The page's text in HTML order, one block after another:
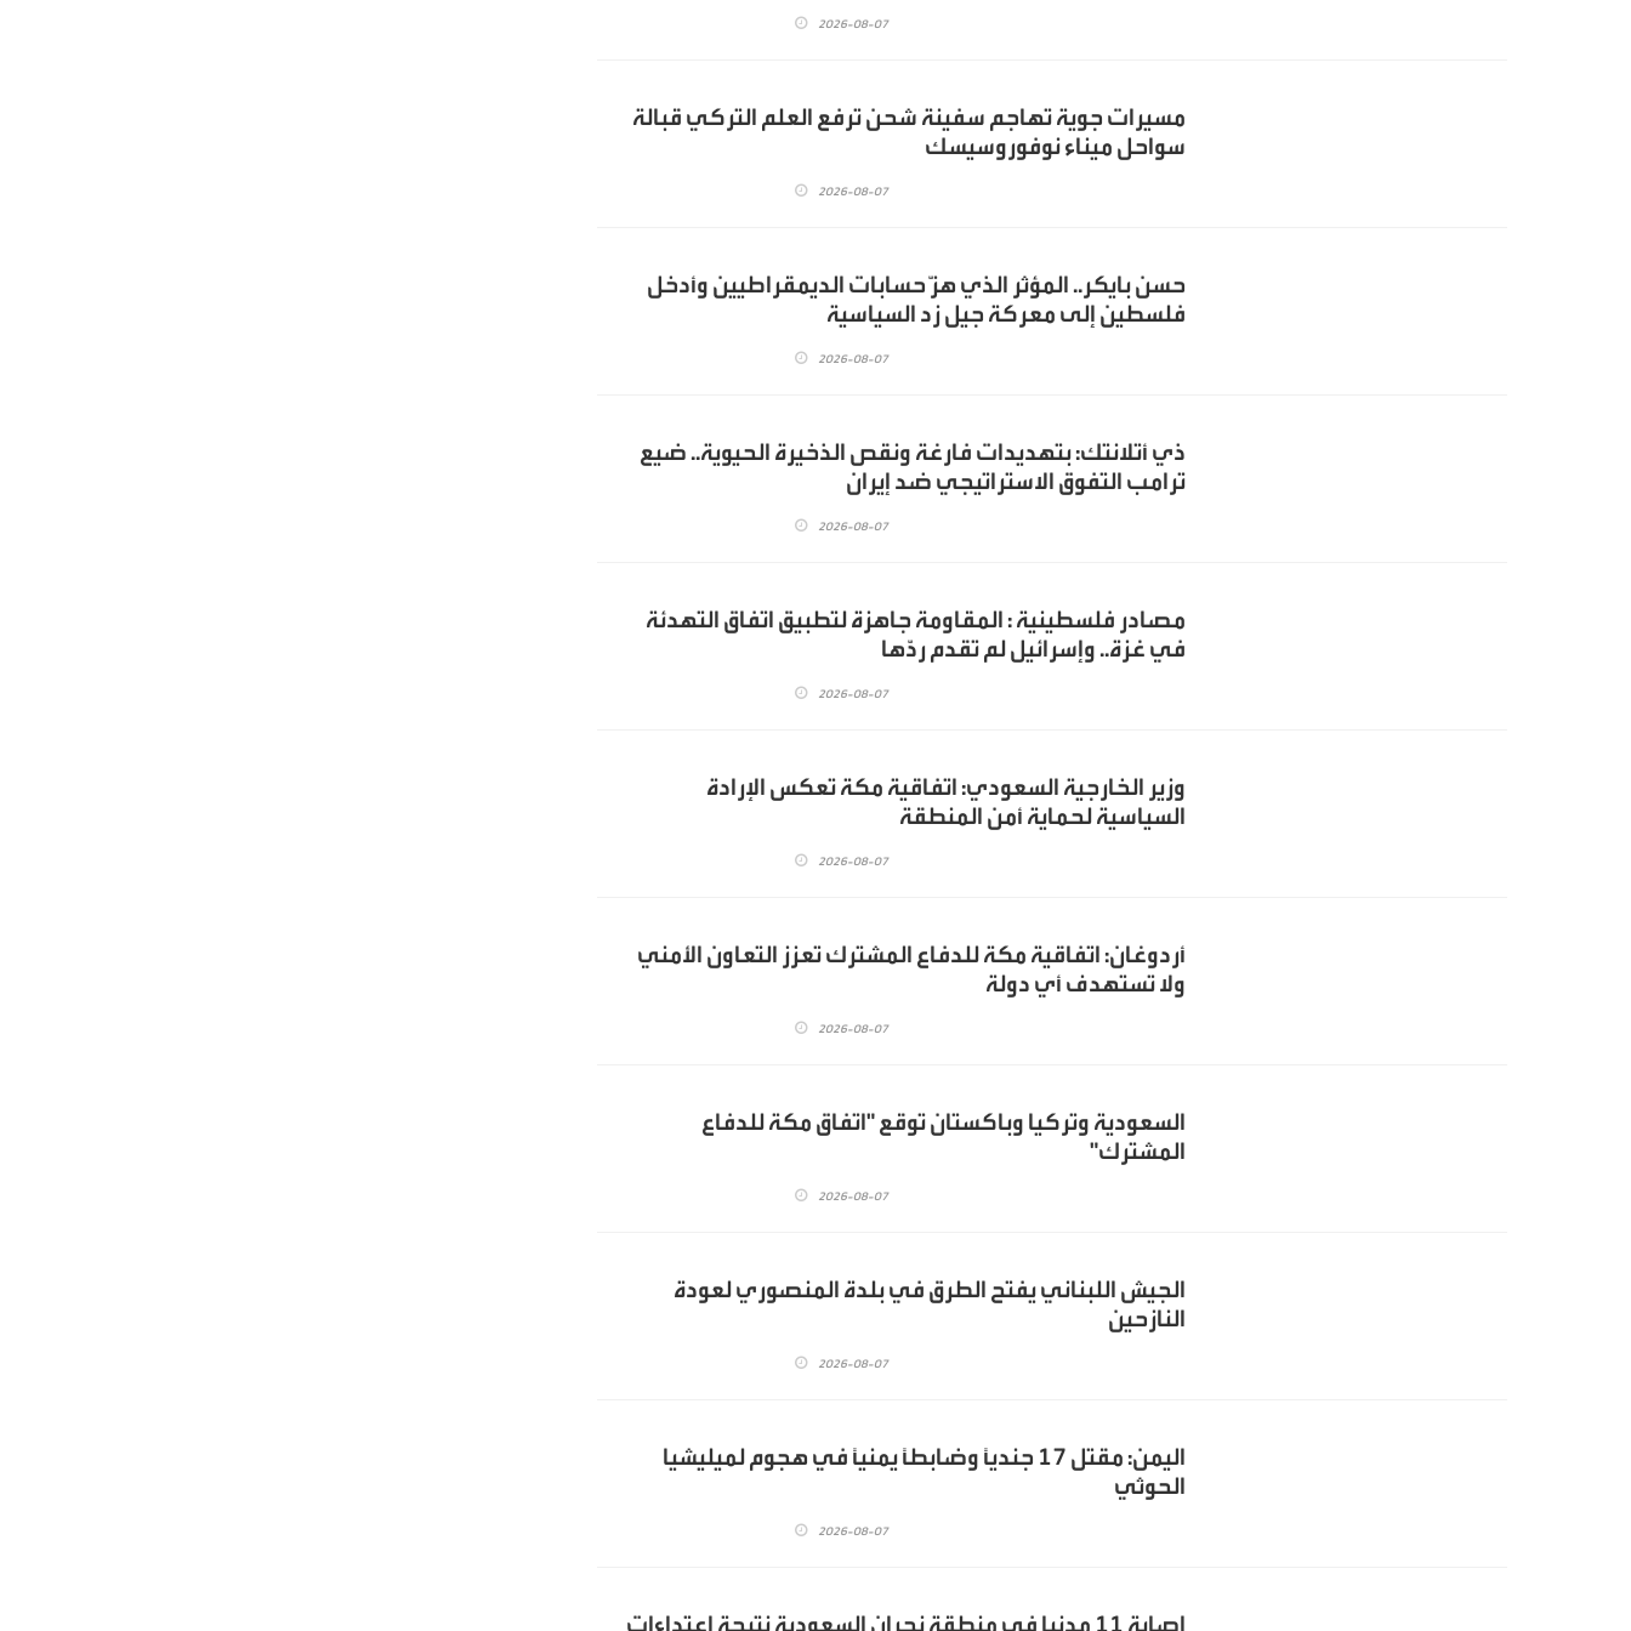
2026-08-07
مسيرات جوية تهاجم سفينة شحن ترفع العلم التركي قبالة
سواحل ميناء نوفوروسيسك
2026-08-07
حسن بايكر.. المؤثر الذي هزّ حسابات الديمقراطيين وأدخل
فلسطين إلى معركة جيل زد السياسية
2026-08-07
ذي أتلانتك: بتهديدات فارغة ونقص الذخيرة الحيوية.. ضيع
ترامب التفوق الاستراتيجي ضد إيران
2026-08-07
مصادر فلسطينية : المقاومة جاهزة لتطبيق اتفاق التهدئة
في غزة.. وإسرائيل لم تقدم ردّها
2026-08-07
وزير الخارجية السعودي: اتفاقية مكة تعكس الإرادة
السياسية لحماية أمن المنطقة
2026-08-07
أردوغان: اتفاقية مكة للدفاع المشترك تعزز التعاون الأمني
ولا تستهدف أي دولة
2026-08-07
السعودية وتركيا وباكستان توقع "اتفاق مكة للدفاع
المشترك"
2026-08-07
الجيش اللبناني يفتح الطرق في بلدة المنصوري لعودة
النازحين
2026-08-07
اليمن: مقتل 17 جندياً وضابطاً يمنياً في هجوم لميليشيا
الحوثي
2026-08-07
إصابة 11 مدنيا في منطقة نجران السعودية نتيجة اعتداءات